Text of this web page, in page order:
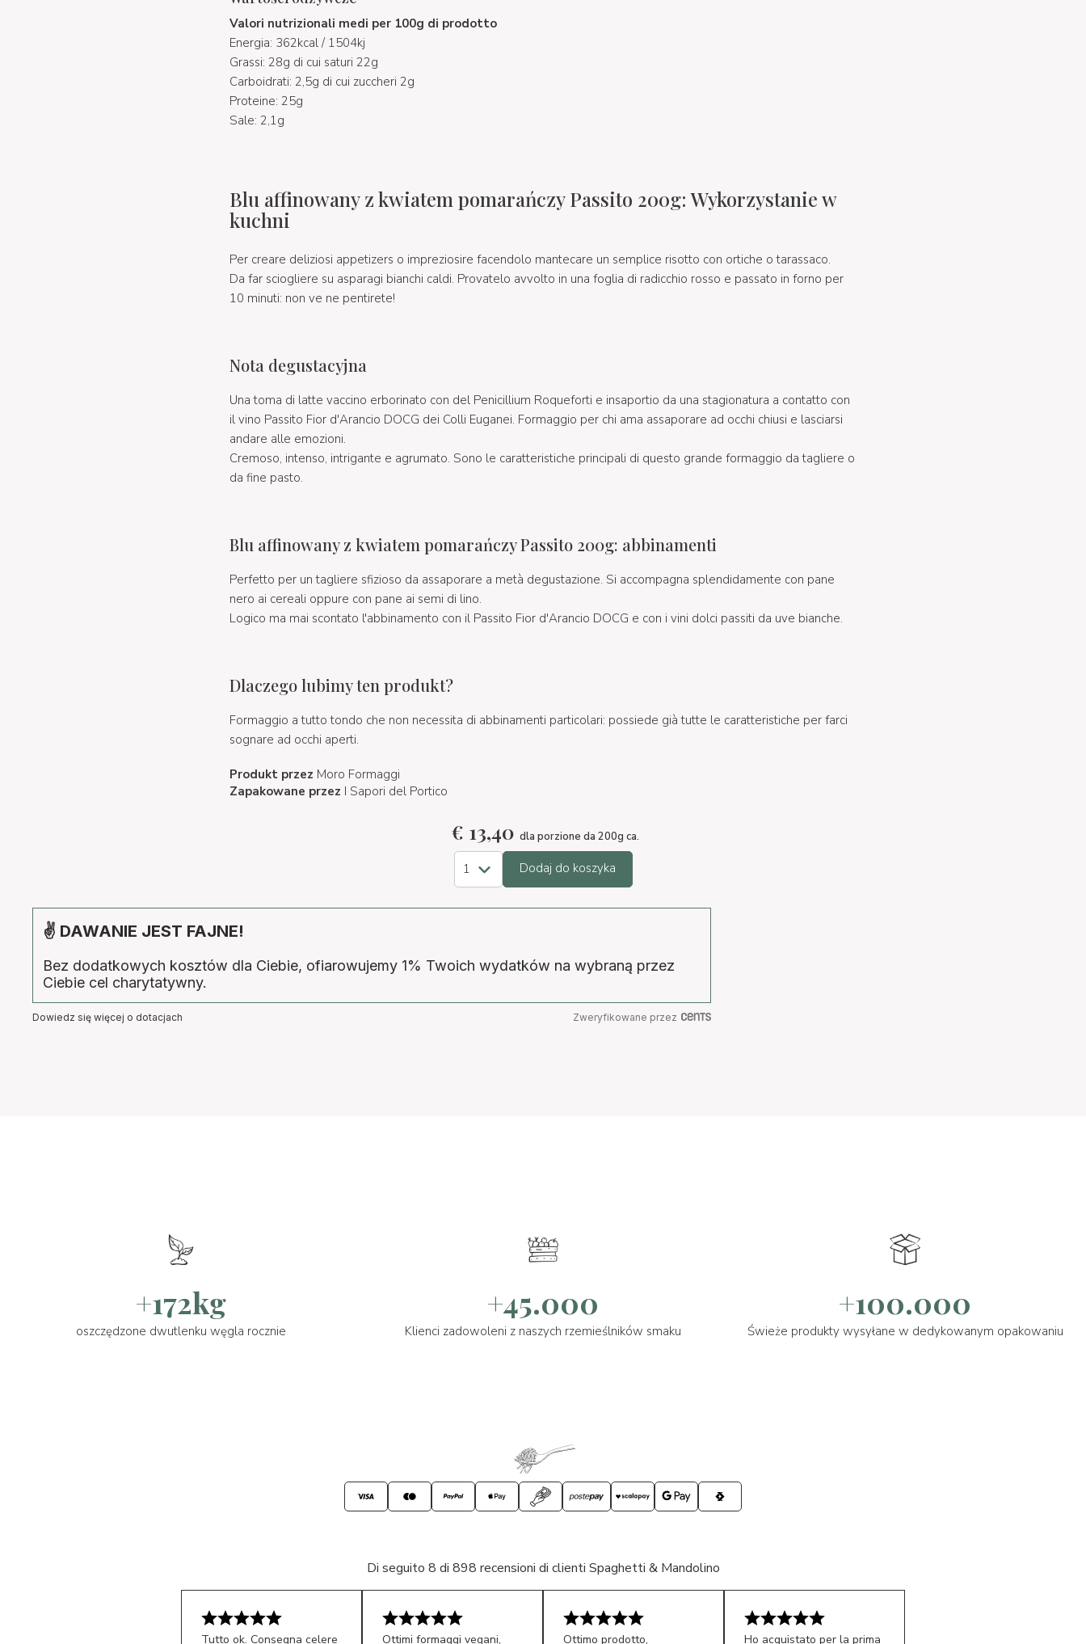
Valori nutrizionali medi per 100g di prodotto
Energia: 362kcal / 1504kj
Grassi: 28g di cui saturi 22g
Carboidrati: 2,5g di cui zuccheri 2g
Proteine: 25g
Sale: 2,1g
Blu affinowany z kwiatem pomarańczy Passito 200g: Wykorzystanie w
kuchni
Per creare deliziosi appetizers o impreziosire facendolo mantecare un semplice risotto con ortiche o tarassaco.
Da far sciogliere su asparagi bianchi caldi. Provatelo avvolto in una foglia di radicchio rosso e passato in forno per
10 minuti: non ve ne pentirete!
Nota degustacyjna
Una toma di latte vaccino erborinato con del Penicillium Roqueforti e insaportio da una stagionatura a contatto con
il vino Passito Fior d'Arancio DOCG dei Colli Euganei. Formaggio per chi ama assaporare ad occhi chiusi e lasciarsi
andare alle emozioni.
Cremoso, intenso, intrigante e agrumato. Sono le caratteristiche principali di questo grande formaggio da tagliere o
da fine pasto.
Blu affinowany z kwiatem pomarańczy Passito 200g: abbinamenti
Perfetto per un tagliere sfizioso da assaporare a metà degustazione. Si accompagna splendidamente con pane
nero ai cereali oppure con pane ai semi di lino.
Logico ma mai scontato l'abbinamento con il Passito Fior d'Arancio DOCG e con i vini dolci passiti da uve bianche.
Dlaczego lubimy ten produkt?
Formaggio a tutto tondo che non necessita di abbinamenti particolari: possiede già tutte le caratteristiche per farci
sognare ad occhi aperti.
Produkt przez Moro Formaggi
Zapakowane przez I Sapori del Portico
€ 13,40 dla porzione da 200g ca.
Dodaj do koszyka
✌ DAWANIE JEST FAJNE!
Bez dodatkowych kosztów dla Ciebie, ofiarowujemy 1% Twoich wydatków na wybraną przez
Ciebie cel charytatywny.
Dowiedz się więcej o dotacjach Zweryfikowane przez
+172kg
oszczędzone dwutlenku węgla rocznie
+45.000
Klienci zadowoleni z naszych rzemieślników smaku
+100.000
Świeże produkty wysyłane w dedykowanym opakowaniu
Di seguito 8 di 898 recensioni di clienti Spaghetti & Mandolino
Tutto ok. Consegna celere Ottimi formaggi vegani, Ottimo prodotto, Ho acquistato per la prima